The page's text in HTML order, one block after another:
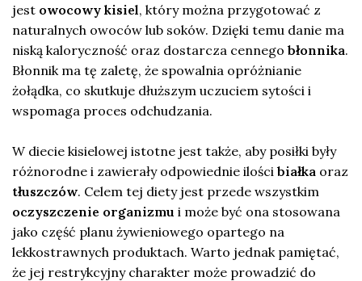
jest owocowy kisiel, który można przygotować z
naturalnych owoców lub soków. Dzięki temu danie ma
niską kaloryczność oraz dostarcza cennego błonnika.
Błonnik ma tę zaletę, że spowalnia opróżnianie
żołądka, co skutkuje dłuższym uczuciem sytości i
wspomaga proces odchudzania.
W diecie kisielowej istotne jest także, aby posiłki były
różnorodne i zawierały odpowiednie ilości białka oraz
tłuszczów. Celem tej diety jest przede wszystkim
oczyszczenie organizmu i może być ona stosowana
jako część planu żywieniowego opartego na
lekkostrawnych produktach. Warto jednak pamiętać,
że jej restrykcyjny charakter może prowadzić do